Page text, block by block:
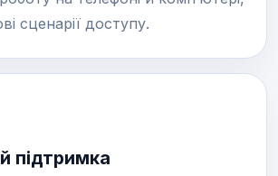
сценарії доступу.
підтримка